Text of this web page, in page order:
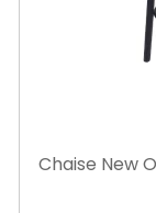
Chaise New